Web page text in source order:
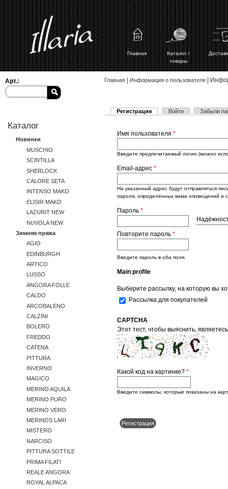
Главная
Каталог /
товары
Арт.:
Каталог
Новинки
MUSCHIO
SCINTILLA
SHERLOCK
CALORE SETA
INTENSO MAKO
ELISIR MAKO
LAZURIT NEW
NUVOLA NEW
Зимняя пряжа
AGIO
EDINBURGH
ARTICO
LUSSO
ANGORA FOLLE
CALDO
ARCOBALENO
CALZINI
BOLERO
FREDDO
CATENA
PITTURA
INVERNO
MAGICO
MERINO AQUILA
MERINO PURO
MERINO VERO
MERINOS LARI
MISTERO
NARCISO
PITTURA SOTTILE
PRIMA FILATI
REALE ANGORA
ROYAL ALPACA
Вы здесь
Главная Информация о пользователе |
Главные вкладки
Регистрация (активная вкладка)
Войти Забыли
Имя пользователя *
Введите предпочитаемый логин (можно
Email-адрес *
На указанный адрес будут отправляться
пароля, определённых вами оповещений и
Пароль *
Повторите пароль *
Введите пароль в оба поля.
Main profile
Выберите рассылку, на которую вы
Рассылка для покупателей
CAPTCHA
Этот тест, чтобы выяснить,
Какой код на картинке? *
Введите символы, которые показаны на